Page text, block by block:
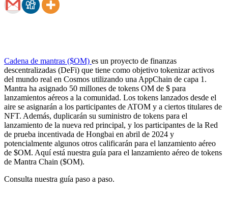
Cadena de mantras ($OM) es un proyecto de finanzas
descentralizadas (DeFi) que tiene como objetivo tokenizar activos
del mundo real en Cosmos utilizando una AppChain de capa 1.
Mantra ha asignado 50 millones de tokens OM de $ para
lanzamientos aéreos a la comunidad. Los tokens lanzados desde el
aire se asignarán a los participantes de ATOM y a ciertos titulares de
NFT. Además, duplicarán su suministro de tokens para el
lanzamiento de la nueva red principal, y los participantes de la Red
de prueba incentivada de Hongbai en abril de 2024 y
potencialmente algunos otros calificarán para el lanzamiento aéreo
de $OM. Aquí está nuestra guía para el lanzamiento aéreo de tokens
de Mantra Chain ($OM).
Consulta nuestra guía paso a paso.